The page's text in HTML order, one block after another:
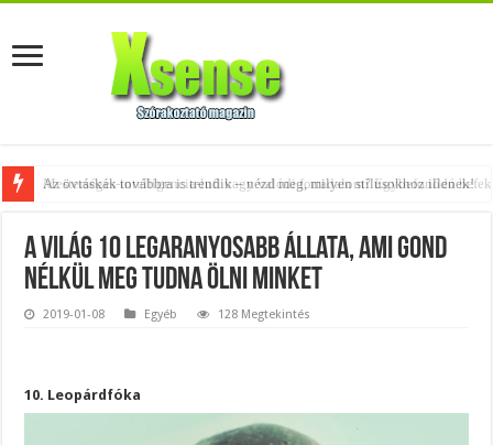
Az övtáskák továbbra is trendik – nézd meg, milyen stílusokhoz illenek!
A világ 10 legaranyosabb állata, ami gond
nélkül meg tudna ölni minket
2019-01-08 Egyéb 128 Megtekintés
10. Leopárdfóka